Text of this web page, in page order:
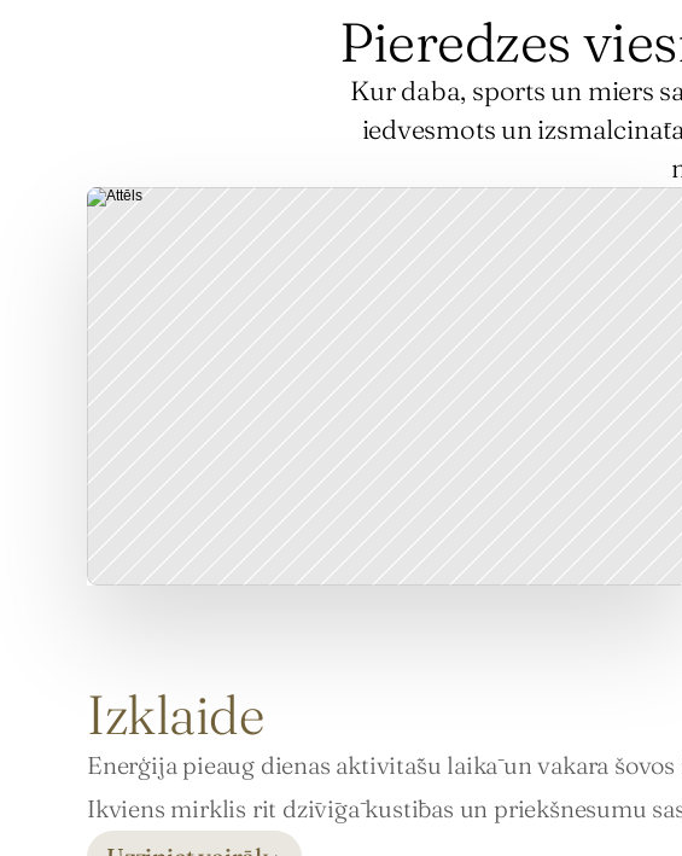
Pieredzes
Kur daba, sports un miers
iedvesmots un
Izklaide
Enerģija pieaug dienas aktivitāšu laikā un vakara
Ikviens mirklis rit dzīvīgā kustības un priekšnesumu